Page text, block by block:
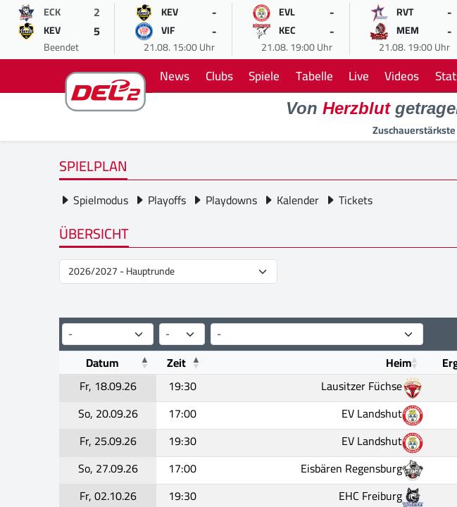
ECK 2
KEV 5
Beendet
KEV -
VIF -
21.08. 15:00 Uhr
EVL -
KEC -
21.08. 19:00 Uhr
RVT -
MEM -
21.08. 19:00 Uhr
News Clubs Spiele Tabelle Live Videos
Von Herzblut
SPIELPLAN
Spielmodus Playoffs Playdowns Kalender Tickets
ÜBERSICHT
Datum Zeit Heim
Fr, 18.09.26
19:30 Lausitzer Füchse
So, 20.09.26
17:00 EV Landshut
Fr, 25.09.26
19:30 EV Landshut
So, 27.09.26
17:00 Eisbären Regensburg
Fr, 02.10.26
19:30 EHC Freiburg